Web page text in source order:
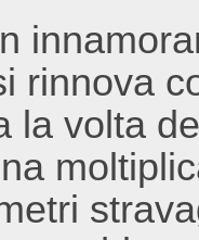
rinnova
la volta